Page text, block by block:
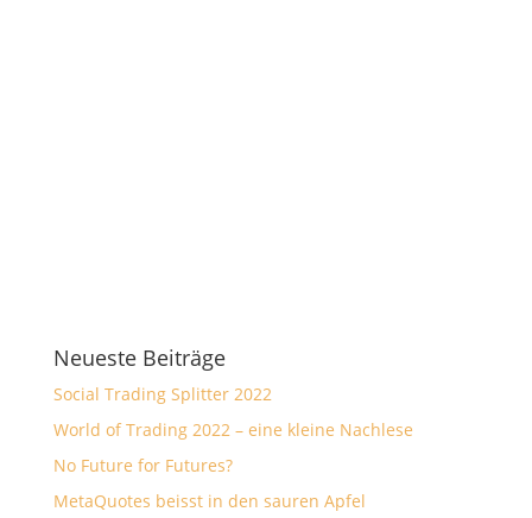
Neueste Beiträge
Social Trading Splitter 2022
World of Trading 2022 – eine kleine Nachlese
No Future for Futures?
MetaQuotes beisst in den sauren Apfel